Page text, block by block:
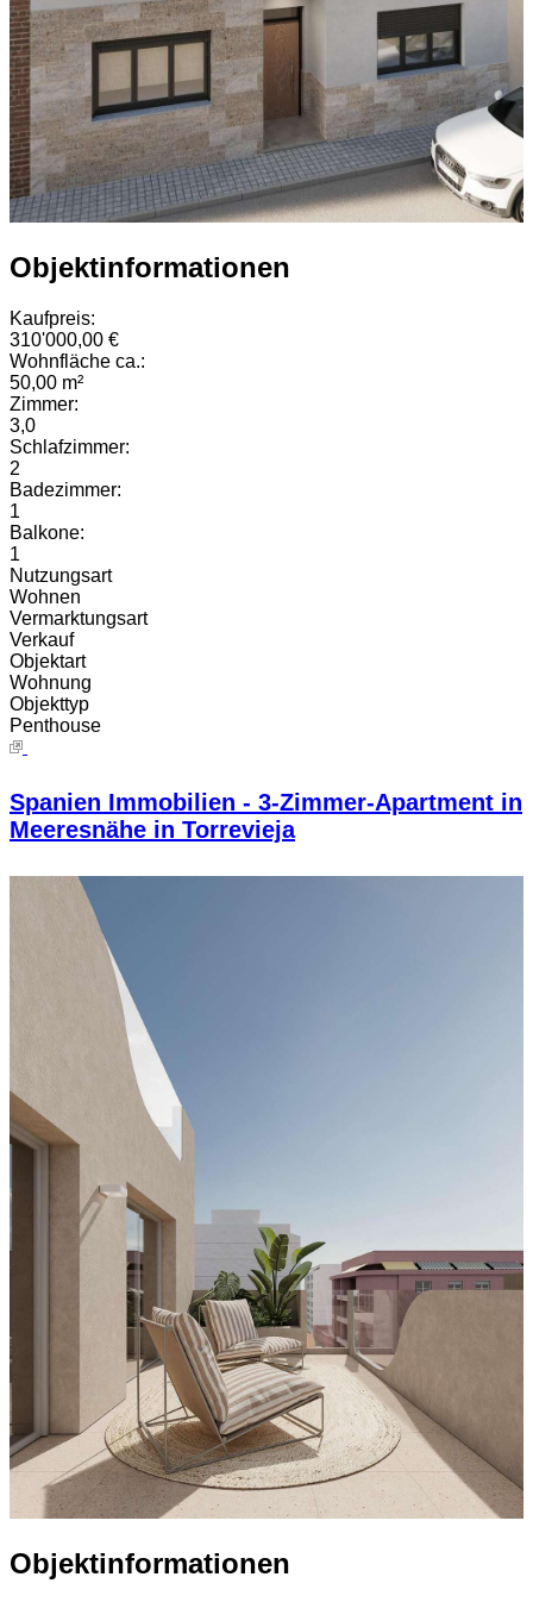
Objektinformationen
Kaufpreis:
310'000,00 €
Wohnfläche ca.:
50,00 m²
Zimmer:
3,0
Schlafzimmer:
2
Badezimmer:
1
Balkone:
1
Nutzungsart
Wohnen
Vermarktungsart
Verkauf
Objektart
Wohnung
Objekttyp
Penthouse
Spanien Immobilien - 3-Zimmer-Apartment in
Meeresnähe in Torrevieja
Objektinformationen